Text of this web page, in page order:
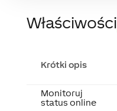
Właściwości
Krótki opis
Monitoruj
status online